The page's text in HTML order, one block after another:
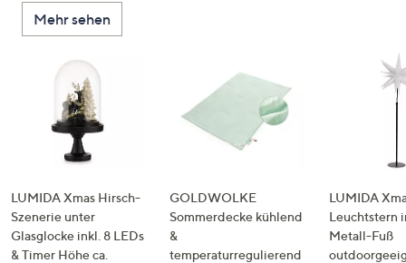
Mehr sehen
LUMIDA Xmas Hirsch-
Szenerie unter
Glasglocke inkl. 8 LEDs
& Timer Höhe ca.
GOLDWOLKE
Sommerdecke kühlend
&
temperaturregulierend
LUMIDA
Leuchtstern
Metall-Fuß